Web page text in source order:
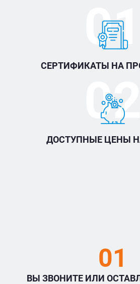
01
СЕРТИФИКАТЫ НА
02
ДОСТУПНЫЕ ЦЕНЫ
01
ВЫ ЗВОНИТЕ ИЛИ